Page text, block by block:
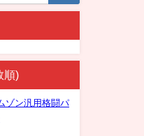
順)
ゾン汎用格闘パ